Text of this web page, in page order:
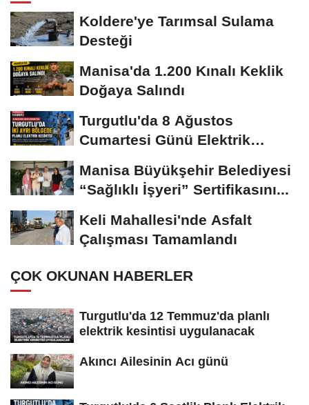
Koldere'ye Tarımsal Sulama
Desteği
Manisa'da 1.200 Kınalı Keklik
Doğaya Salındı
Turgutlu'da 8 Ağustos
Cumartesi Günü Elektrik
Manisa Büyükşehir Belediyesi
“Sağlıklı İşyeri” Sertifikasını...
Keli Mahallesi'nde Asfalt
Çalışması Tamamlandı
ÇOK OKUNAN HABERLER
Turgutlu'da 12 Temmuz'da planlı
elektrik kesintisi uygulanacak
Akıncı Ailesinin Acı günü